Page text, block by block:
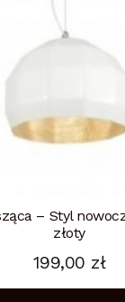
– Styl
złoty
199,00 zł